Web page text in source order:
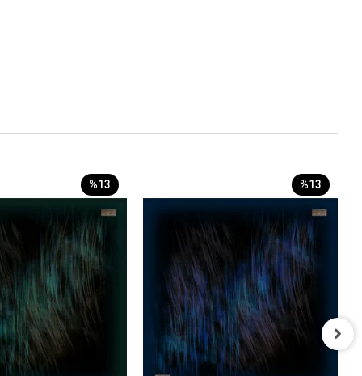
%13 %13